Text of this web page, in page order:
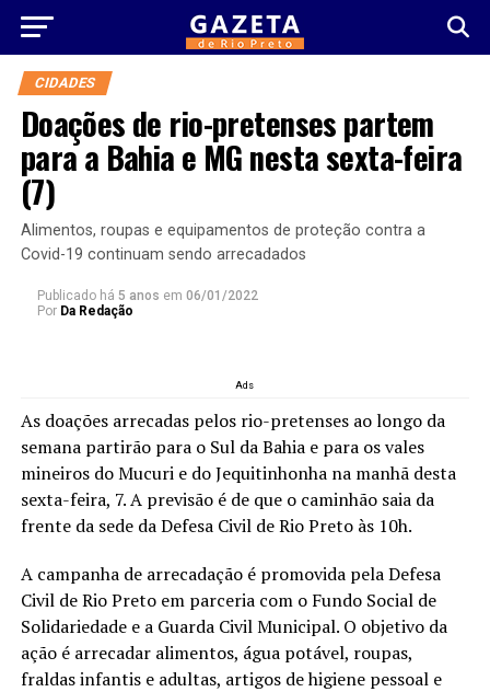
CIDADES
Doações de rio-pretenses partem
para a Bahia e MG nesta sexta-feira
(7)
Alimentos, roupas e equipamentos de proteção contra a
Covid-19 continuam sendo arrecadados
Publicado há 5 anos em 06/01/2022
Por Da Redação
Ads
As doações arrecadas pelos rio-pretenses ao longo da
semana partirão para o Sul da Bahia e para os vales
mineiros do Mucuri e do Jequitinhonha na manhã desta
sexta-feira, 7. A previsão é de que o caminhão saia da
frente da sede da Defesa Civil de Rio Preto às 10h.
A campanha de arrecadação é promovida pela Defesa
Civil de Rio Preto em parceria com o Fundo Social de
Solidariedade e a Guarda Civil Municipal. O objetivo da
ação é arrecadar alimentos, água potável, roupas,
fraldas infantis e adultas, artigos de higiene pessoal e